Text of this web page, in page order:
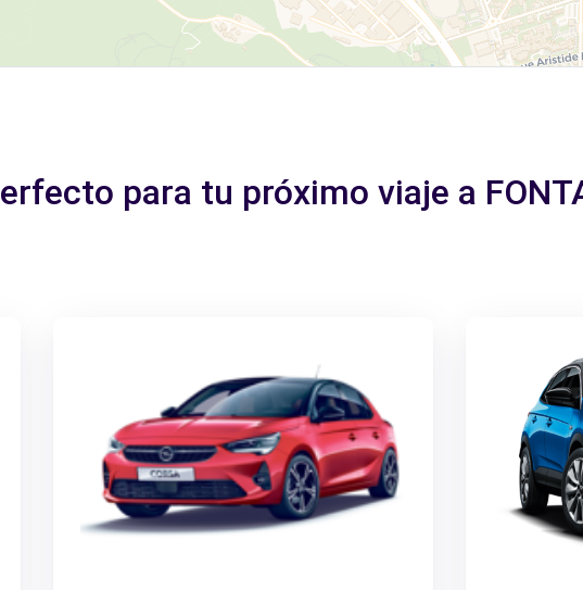
para tu próximo viaje a